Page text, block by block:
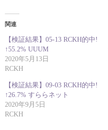
関連
【検証結果】05-13 RCKH的中!
↑55.2% UUUM
2020年5月13日
RCKH
【検証結果】09-03 RCKH的中!
↑26.7% すららネット
2020年9月5日
RCKH